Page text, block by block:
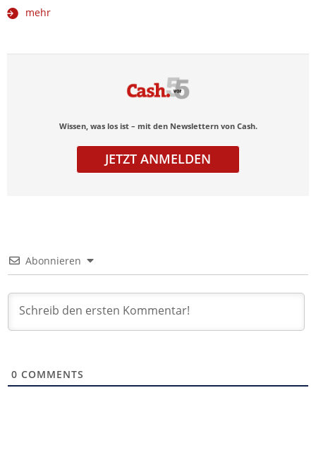
mehr
Wissen, was los ist – mit den Newslettern von Cash.
JETZT ANMELDEN
Abonnieren
0 COMMENTS